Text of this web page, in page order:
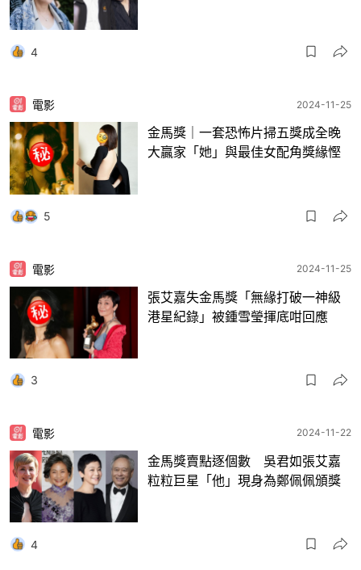
4
電影 2024-11-25
金馬獎｜一套恐怖片掃五獎成全晚
大贏家「她」與最佳女配角獎緣慳
5
電影 2024-11-25
張艾嘉失金馬獎「無緣打破一神級
港星紀錄」被鍾雪瑩揮底咁回應
3
電影 2024-11-22
金馬獎賣點逐個數 吳君如張艾嘉
粒粒巨星「他」現身為鄭佩佩頒獎
4